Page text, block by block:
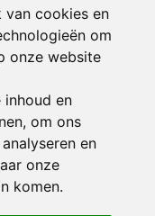
van cookies en
om
onze website
inhoud en
om ons
en
onze
komen.
Lees meer Over